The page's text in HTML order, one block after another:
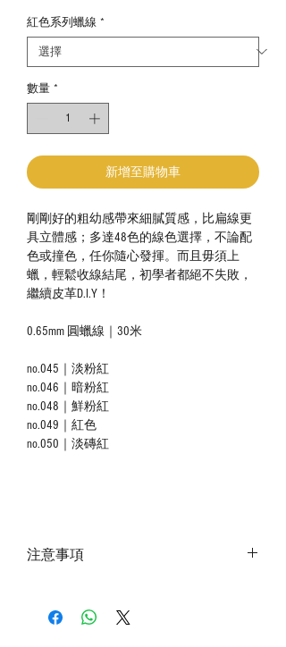
紅色系列蠟線 *
數量 *
新增至購物車
剛剛好的粗幼感帶來細膩質感，比扁線更
具立體感；多達48色的線色選擇，不論配
色或撞色，任你隨心發揮。而且毋須上
蠟，輕鬆收線結尾，初學者都絕不失敗，
繼續皮革D.I.Y！
0.65mm 圓蠟線｜30米
no.045｜淡粉紅
no.046｜暗粉紅
no.048｜鮮粉紅
no.049｜紅色
no.050｜淡磚紅
注意事項